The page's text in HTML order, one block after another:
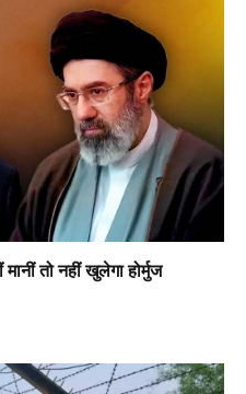
तो नहीं खुलेगा होर्मुज